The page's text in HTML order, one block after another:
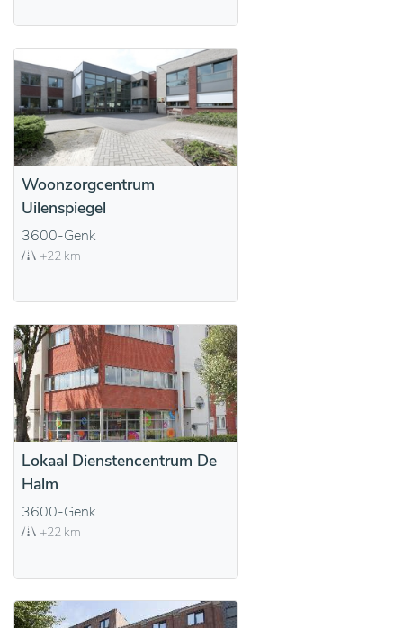
Woonzorgcentrum
Uilenspiegel
3600-Genk
+22 km
Lokaal Dienstencentrum De
Halm
3600-Genk
+22 km